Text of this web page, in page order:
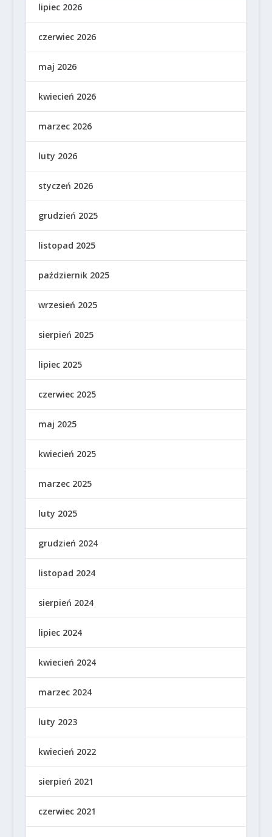
lipiec 2026
czerwiec 2026
maj 2026
kwiecień 2026
marzec 2026
luty 2026
styczeń 2026
grudzień 2025
listopad 2025
październik 2025
wrzesień 2025
sierpień 2025
lipiec 2025
czerwiec 2025
maj 2025
kwiecień 2025
marzec 2025
luty 2025
grudzień 2024
listopad 2024
sierpień 2024
lipiec 2024
kwiecień 2024
marzec 2024
luty 2023
kwiecień 2022
sierpień 2021
czerwiec 2021